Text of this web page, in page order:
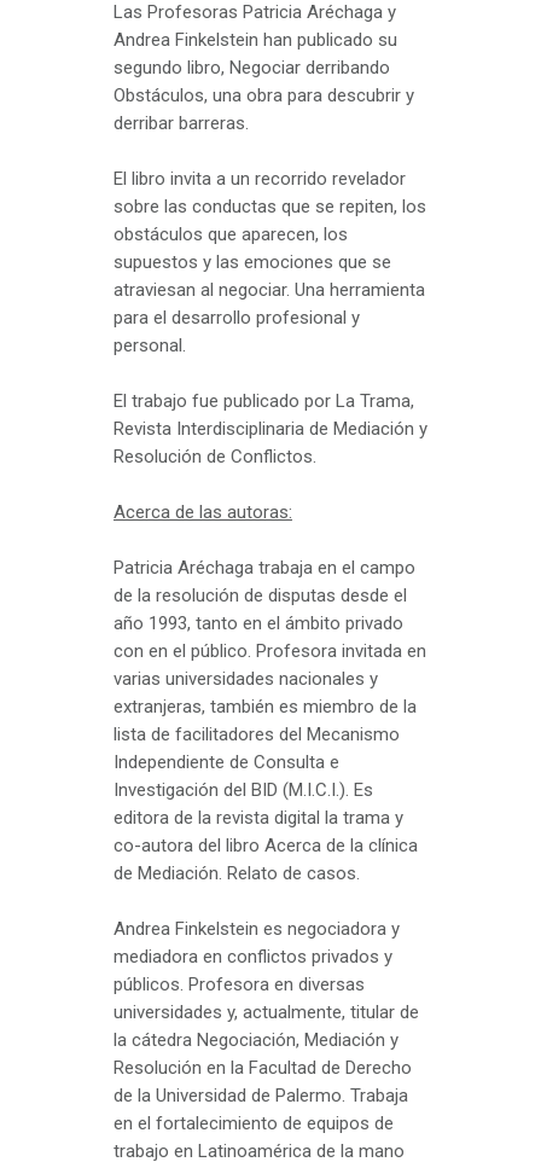
Las Profesoras Patricia Aréchaga y
Andrea Finkelstein han publicado su
segundo libro, Negociar derribando
Obstáculos, una obra para descubrir y
derribar barreras.
El libro invita a un recorrido revelador
sobre las conductas que se repiten, los
obstáculos que aparecen, los
supuestos y las emociones que se
atraviesan al negociar. Una herramienta
para el desarrollo profesional y
personal.
El trabajo fue publicado por La Trama,
Revista Interdisciplinaria de Mediación y
Resolución de Conflictos.
Acerca de las autoras:
Patricia Aréchaga trabaja en el campo
de la resolución de disputas desde el
año 1993, tanto en el ámbito privado
con en el público. Profesora invitada en
varias universidades nacionales y
extranjeras, también es miembro de la
lista de facilitadores del Mecanismo
Independiente de Consulta e
Investigación del BID (M.I.C.I.). Es
editora de la revista digital la trama y
co-autora del libro Acerca de la clínica
de Mediación. Relato de casos.
Andrea Finkelstein es negociadora y
mediadora en conflictos privados y
públicos. Profesora en diversas
universidades y, actualmente, titular de
la cátedra Negociación, Mediación y
Resolución en la Facultad de Derecho
de la Universidad de Palermo. Trabaja
en el fortalecimiento de equipos de
trabajo en Latinoamérica de la mano